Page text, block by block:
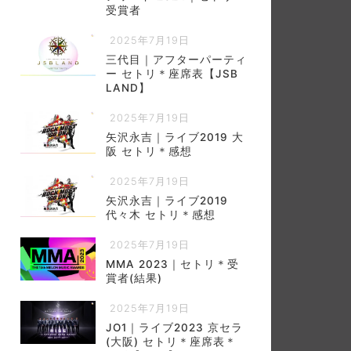
受賞者
2025年7月19日
三代目｜アフターパーティ
ー セトリ＊座席表【JSB
LAND】
2025年7月19日
矢沢永吉｜ライブ2019 大
阪 セトリ＊感想
2025年7月19日
矢沢永吉｜ライブ2019
代々木 セトリ＊感想
2025年7月19日
MMA 2023｜セトリ＊受
賞者(結果)
2025年7月19日
JO1｜ライブ2023 京セラ
(大阪) セトリ＊座席表＊